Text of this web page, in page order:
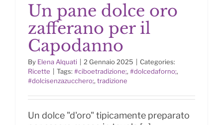
Un pane dolce oro zafferano per il
Capodanno
Un pane dolce oro
zafferano per il
Capodanno
By Elena Alquati 2 Gennaio 2025
Categories:
Ricette
Tags: #ciboetradizione;, #dolcedaforno;,
#dolcisenzazucchero;, tradizione
Un dolce "d'oro" tipicamente preparato